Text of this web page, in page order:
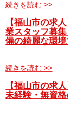
続きを読む >>
【福山市の求
業スタッフ募
備の綺麗な環
続きを読む >>
【福山市の求
未経験・無資